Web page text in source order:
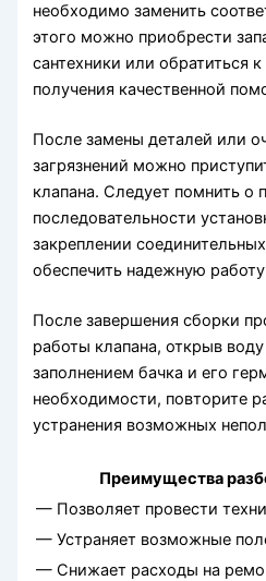
необходимо заменить
этого можно приобрести
сантехники или обратиться
получения качественной
После замены деталей или
загрязнений можно
клапана. Следует помнить о
последовательности
закреплении
обеспечить надежную
После завершения сборки
работы клапана, открыв
заполнением бачка и его
необходимости, повторите
устранения возможных
Преимущества
— Позволяет провести
— Устраняет возможные
— Снижает расходы на